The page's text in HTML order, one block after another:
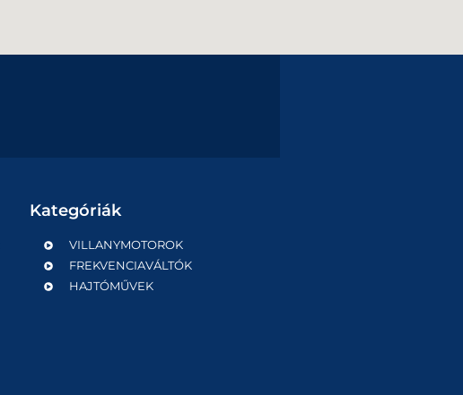
Kategóriák
VILLANYMOTOROK
FREKVENCIAVÁLTÓK
HAJTÓMŰVEK